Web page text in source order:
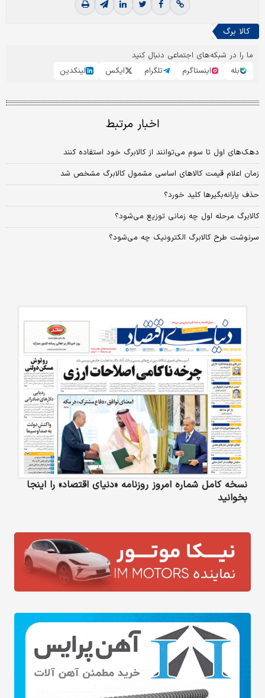
کالا برگ
ما را در شبکه‌های اجتماعی دنبال کنید
بله
اینستاگرم تلگرام ایکس لینکدین
اخبار مرتبط
دهک‌های اول تا سوم می‌توانند از کالابرگ خود استفاده کنند
زمان اعلام قیمت‌ کالاهای اساسی مشمول کالابرگ مشخص شد
حذف یارانه‌بگیرها کلید خورد؟
کالابرگ مرحله اول چه زمانی توزیع می‌شود؟
سرنوشت طرح کالابرگ الکترونیک چه می‌شود؟
نسخه کامل شماره امروز روزنامه «دنیای‌ اقتصاد» را اینجا
بخوانید